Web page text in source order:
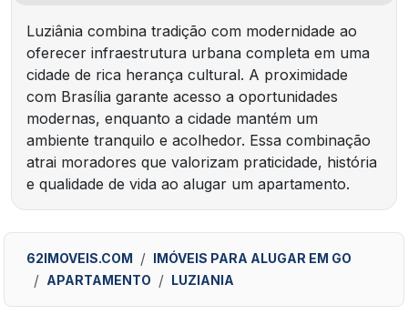
Luziânia combina tradição com modernidade ao
oferecer infraestrutura urbana completa em uma
cidade de rica herança cultural. A proximidade
com Brasília garante acesso a oportunidades
modernas, enquanto a cidade mantém um
ambiente tranquilo e acolhedor. Essa combinação
atrai moradores que valorizam praticidade, história
e qualidade de vida ao alugar um apartamento.
62IMOVEIS.COM
IMÓVEIS PARA ALUGAR EM GO
APARTAMENTO
LUZIANIA